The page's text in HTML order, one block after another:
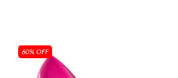
60% OFF